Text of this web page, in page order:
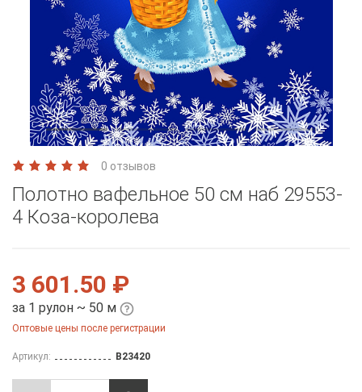
0 отзывов
Полотно вафельное 50 см наб 29553-
4 Коза-королева
3 601.50 ₽
за 1 рулон ~ 50 м
Оптовые цены после регистрации
Артикул: B23420